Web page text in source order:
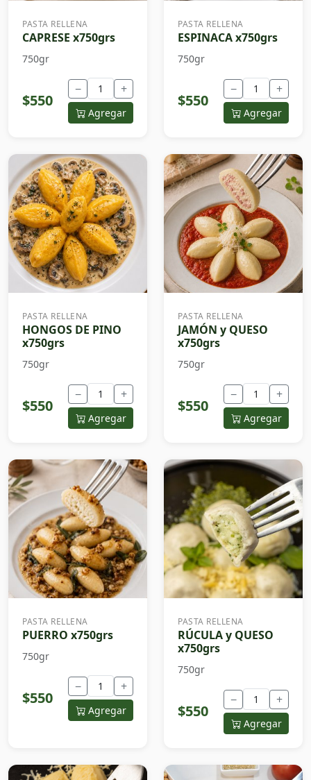
PASTA RELLENA
CAPRESE x750grs
750gr
$550
− +
Agregar
PASTA RELLENA
ESPINACA x750grs
750gr
$550
− +
Agregar
PASTA RELLENA
HONGOS DE PINO
x750grs
750gr
$550
− +
Agregar
PASTA RELLENA
JAMÓN y QUESO
x750grs
750gr
$550
− +
Agregar
PASTA RELLENA
PUERRO x750grs
750gr
$550
− +
Agregar
PASTA RELLENA
RÚCULA y QUESO
x750grs
750gr
$550
− +
Agregar